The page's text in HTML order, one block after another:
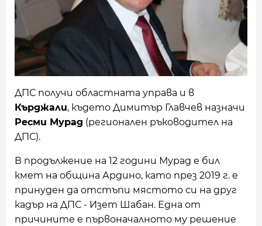
ДПС получи областната управа и в
Кърджали, където Димитър Главчев назначи
Ресми Мурад (регионален ръководител на
ДПС).
В продължение на 12 години Мурад е бил
кмет на община Ардино, като през 2019 г. е
принуден да отстъпи мястото си на друг
кадър на ДПС - Изет Шабан. Една от
причините е първоначалното му решение